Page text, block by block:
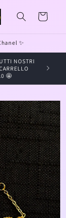
Carrello
✨
NOSTRI
🤩